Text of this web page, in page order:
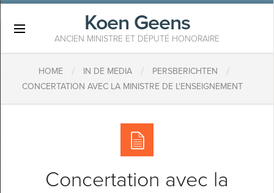
Koen Geens
ANCIEN MINISTRE ET DÉPUTÉ HONORAIRE
HOME / IN DE MEDIA / PERSBERICHTEN /
CONCERTATION AVEC LA MINISTRE DE L'ENSEIGNEMENT
Concertation avec la